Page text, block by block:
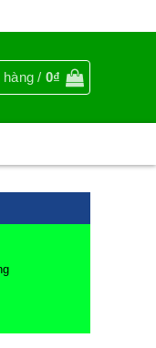
hàng /0₫